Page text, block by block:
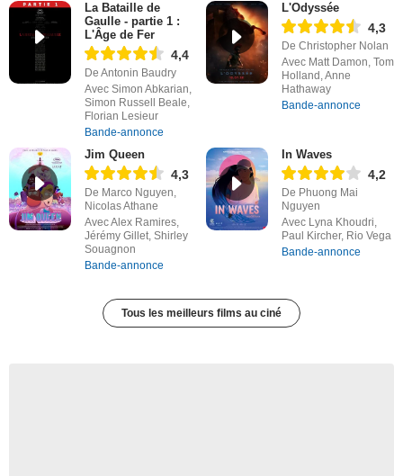
La Bataille de
Gaulle - partie 1 :
L'Âge de Fer
4,4
De Antonin Baudry
Avec Simon Abkarian,
Simon Russell Beale,
Florian Lesieur
Bande-annonce
L'Odyssée
4,3
De Christopher Nolan
Avec Matt Damon, Tom
Holland, Anne
Hathaway
Bande-annonce
Jim Queen
4,3
De Marco Nguyen,
Nicolas Athane
Avec Alex Ramires,
Jérémy Gillet, Shirley
Souagnon
Bande-annonce
In Waves
4,2
De Phuong Mai
Nguyen
Avec Lyna Khoudri,
Paul Kircher, Rio Vega
Bande-annonce
Tous les meilleurs films au ciné